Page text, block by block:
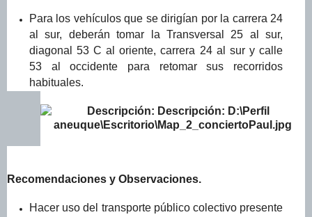
Para los vehículos que se dirigían por la carrera 24
al sur, deberán tomar la Transversal 25 al sur,
diagonal 53 C al oriente, carrera 24 al sur y calle
53 al occidente para retomar sus recorridos
habituales.
Recomendaciones y Observaciones.
Hacer uso del transporte público colectivo presente